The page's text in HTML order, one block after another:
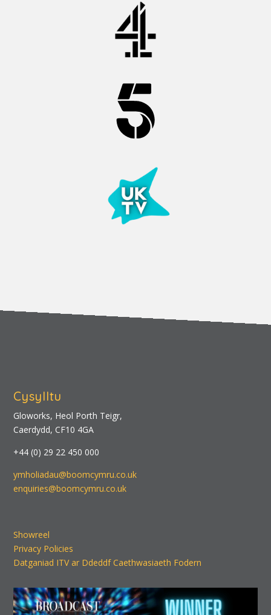
Cysylltu
Gloworks, Heol Porth Teigr,
Caerdydd, CF10 4GA
+44 (0) 29 22 450 000
ymholiadau@boomcymru.co.uk
enquiries@boomcymru.co.uk
Showreel
Privacy Policies
Datganiad ITV ar Ddeddf Caethwasiaeth Fodern